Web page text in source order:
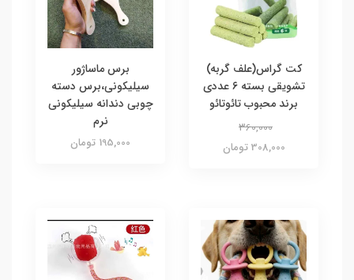
کت گراس(علف گربه)
تشویقی بسته ۶ عددی
برند محبوب تائوتائو
360,000
308,000 تومان
برس ماساژور
سیلیکونی،برس دسته
چوبی دندانه سیلیکونی
نرم
195,000 تومان